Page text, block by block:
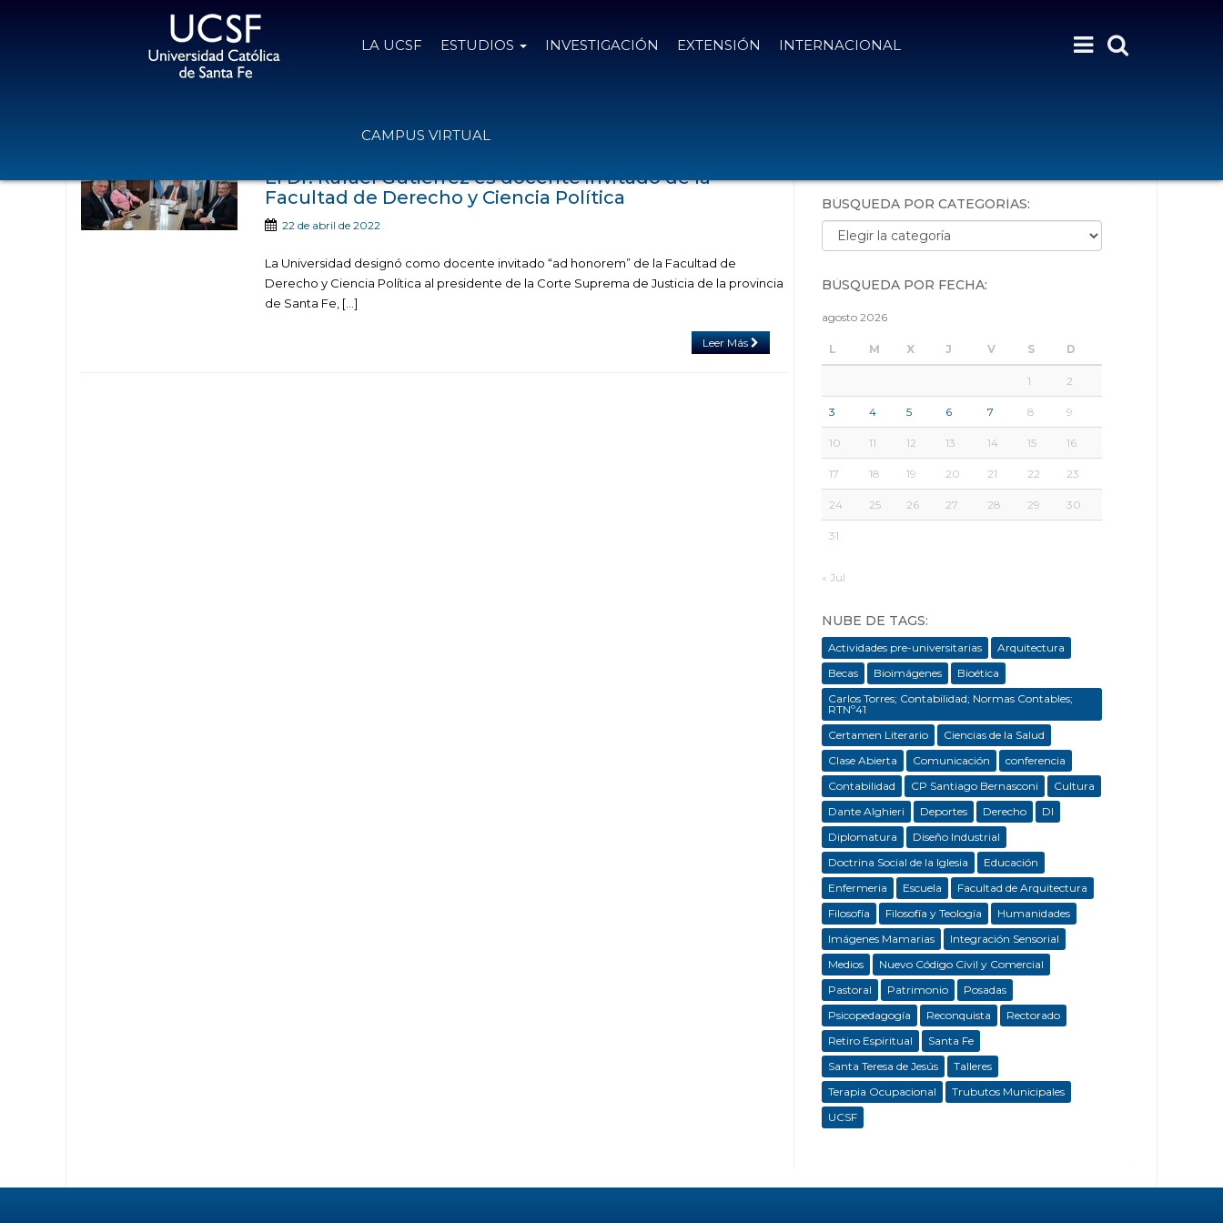
LA UCSF ESTUDIOS INVESTIGACIÓN EXTENSIÓN INTERNACIONAL
CAMPUS VIRTUAL
El Dr. Rafael Gutiérrez es docente invitado de la
Facultad de Derecho y Ciencia Política
22 de abril de 2022
La Universidad designó como docente invitado “ad honorem” de la Facultad de
Derecho y Ciencia Política al presidente de la Corte Suprema de Justicia de la provincia
de Santa Fe, […]
Leer Más
BÚSQUEDA POR CATEGORÍAS:
Búsqueda por categorías:
BÚSQUEDA POR FECHA:
agosto 2026
L M X J V S D
1 2
3 4 5 6 7 8 9
10 11 12 13 14 15 16
17 18 19 20 21 22 23
24 25 26 27 28 29 30
31
« Jul
NUBE DE TAGS:
Actividades pre-universitarias
Arquitectura
Becas
Bioimágenes
Bioética
Carlos Torres; Contabilidad; Normas Contables;
RTNº41
Certamen Literario
Ciencias de la Salud
Clase Abierta
Comunicación
conferencia
Contabilidad
CP Santiago Bernasconi
Cultura
Dante Alghieri
Deportes Derecho
DI
Diplomatura
Diseño Industrial
Doctrina Social de la Iglesia
Educación
Enfermeria
Escuela
Facultad de Arquitectura
Filosofía
Filosofía y Teología
Humanidades
Imágenes Mamarias
Integración Sensorial
Medios
Nuevo Código Civil y Comercial
Pastoral
Patrimonio
Posadas
Psicopedagogía
Reconquista
Rectorado
Retiro Espiritual
Santa Fe
Santa Teresa de Jesús
Talleres
Terapia Ocupacional
Trubutos Municipales
UCSF